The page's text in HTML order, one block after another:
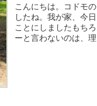
こんにちは。コドモ
したね。我が家、今
ことにしましたもち
ーと言わないのは、